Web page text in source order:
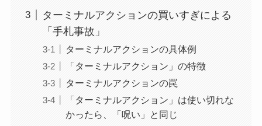
ターミナルアクションの買いすぎによる
「手札事故」
ターミナルアクションの具体例
「ターミナルアクション」の特徴
ターミナルアクションの罠
「ターミナルアクション」は使い切れな
かったら、「呪い」と同じ